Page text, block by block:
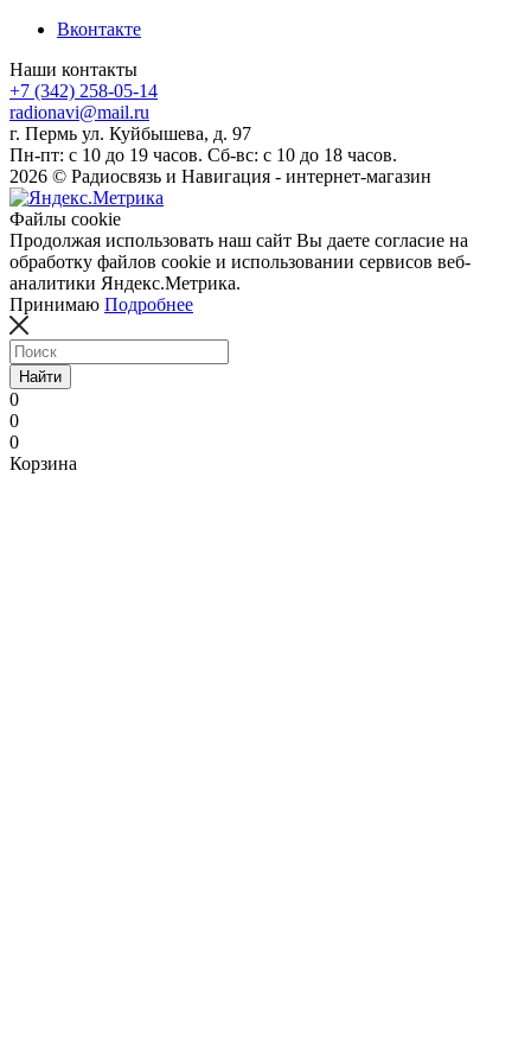
Вконтакте
Наши контакты
+7 (342) 258-05-14
radionavi@mail.ru
г. Пермь ул. Куйбышева, д. 97
Пн-пт: с 10 до 19 часов. Сб-вс: с 10 до 18 часов.
2026 © Радиосвязь и Навигация - интернет-магазин
Файлы cookie
Продолжая использовать наш сайт Вы даете согласие на
обработку файлов cookie и использовании сервисов веб-
аналитики Яндекс.Метрика.
Принимаю Подробнее
Найти
0
0
0
Корзина